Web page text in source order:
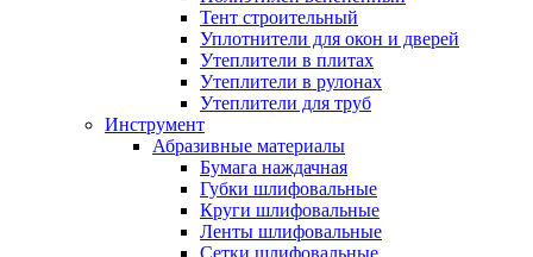
Тент строительный
Уплотнители для окон и дверей
Утеплители в плитах
Утеплители в рулонах
Утеплители для труб
Инструмент
Абразивные материалы
Бумага наждачная
Губки шлифовальные
Круги шлифовальные
Ленты шлифовальные
Сетки шлифовальные